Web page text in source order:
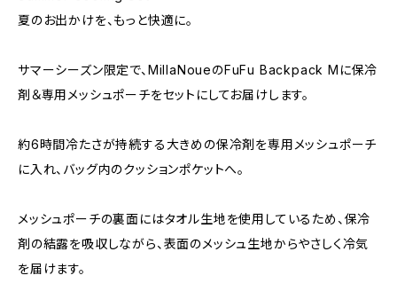
夏のお出かけを、もっと快適に。
サマーシーズン限定で、MillaNoueのFuFu Backpack Mに保冷
剤＆専用メッシュポーチをセットにしてお届けします。
約6時間冷たさが持続する大きめの保冷剤を専用メッシュポーチ
に入れ、バッグ内のクッションポケットへ。
メッシュポーチの裏面にはタオル生地を使用しているため、保冷
剤の結露を吸収しながら、表面のメッシュ生地からやさしく冷気
を届けます。